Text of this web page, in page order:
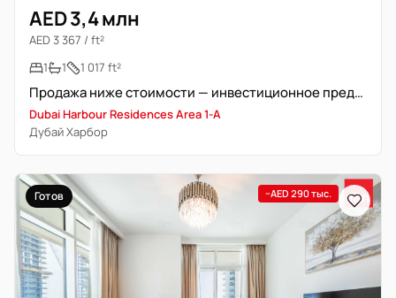
AED 3,4 млн
AED 3 367 / ft²
1
1 1 017 ft²
Продажа ниже стоимости — инвестиционное предложение
Dubai Harbour Residences Area 1-A
Дубай Харбор
Готов −AED 290 тыс.